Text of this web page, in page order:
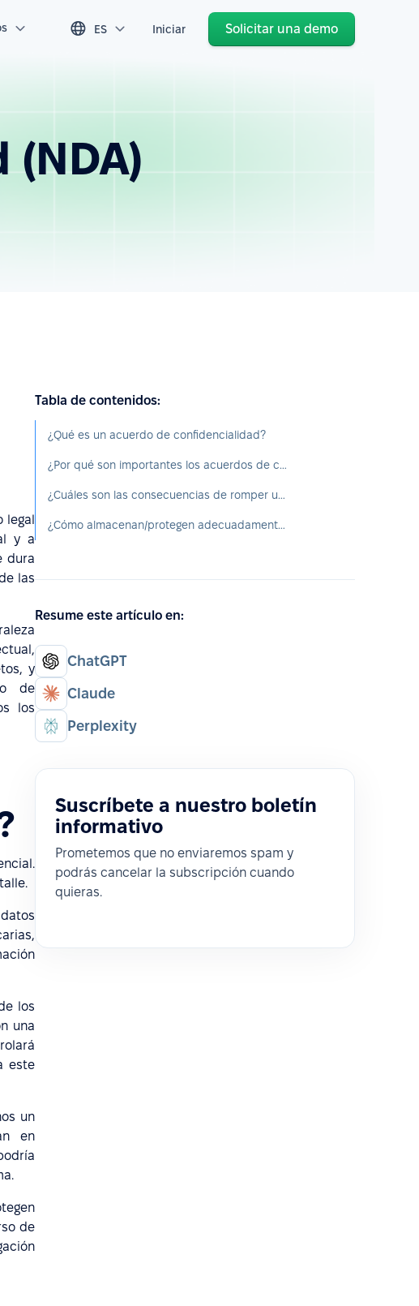
ES Iniciar Solicitar una demo
legal
y a
dura
las
y
de
los
los
una
este
un
en
de
Tabla de contenidos:
¿Qué es un acuerdo de confidencialidad?
¿Por qué son importantes los acuerdos de confidencialidad (NDA)?
¿Cuáles son las consecuencias de romper un acuerdo de confidencialidad (NDA)?
¿Cómo almacenan/protegen adecuadamente los acuerdos de confidencialidad (NDA) los profesionales de RRHH?
Resume este artículo en:
ChatGPT
Claude
Perplexity
Suscríbete a nuestro boletín
informativo
Prometemos que no enviaremos spam y
podrás cancelar la subscripción cuando
quieras.